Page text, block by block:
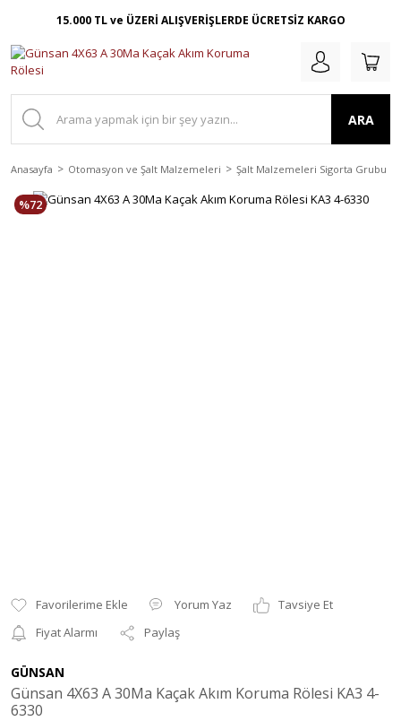
15.000 TL ve ÜZERİ ALIŞVERİŞLERDE ÜCRETSİZ KARGO
ARA
Anasayfa Otomasyon ve Şalt Malzemeleri Şalt Malzemeleri Sigorta Grubu
%72
Yorum Yaz
Tavsiye Et
Fiyat Alarmı
Paylaş
GÜNSAN
Günsan 4X63 A 30Ma Kaçak Akım Koruma Rölesi KA3 4-
6330